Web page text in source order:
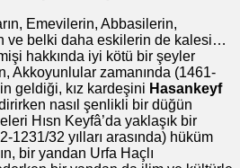
Emevilerin, Abbasilerin,
ve belki daha eskilerin de kalesi…
hakkında iyi kötü bir şeyler
Akkoyunlular zamanında (1461-
geldiği, kız kardeşini Hasankeyf
nasıl şenlikli bir düğün
Hısn Keyfâ’da yaklaşık bir
1231/32 yılları arasında) hüküm
bir yandan Urfa Haçlı